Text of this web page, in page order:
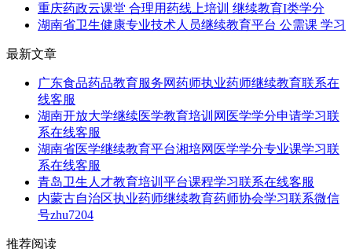
重庆药政云课堂 合理用药线上培训 继续教育I类学分
湖南省卫生健康专业技术人员继续教育平台 公需课 学习
最新文章
广东食品药品教育服务网药师执业药师继续教育联系在
线客服
湖南开放大学继续医学教育培训网医学学分申请学习联
系在线客服
湖南省医学继续教育平台湘培网医学学分专业课学习联
系在线客服
青岛卫生人才教育培训平台课程学习联系在线客服
内蒙古自治区执业药师继续教育药师协会学习联系微信
号zhu7204
推荐阅读